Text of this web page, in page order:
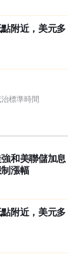
附近，美元多
標準時間
和美聯儲加息
漲幅
附近，美元多